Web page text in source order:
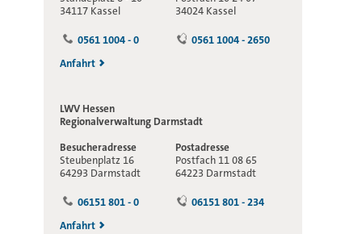
34117 Kassel
34024 Kassel
0561 1004 - 0
0561 1004 - 2650
Anfahrt
LWV Hessen
Regionalverwaltung Darmstadt
Besucheradresse
Steubenplatz 16
64293 Darmstadt
Postadresse
Postfach 11 08 65
64223 Darmstadt
06151 801 - 0
06151 801 - 234
Anfahrt